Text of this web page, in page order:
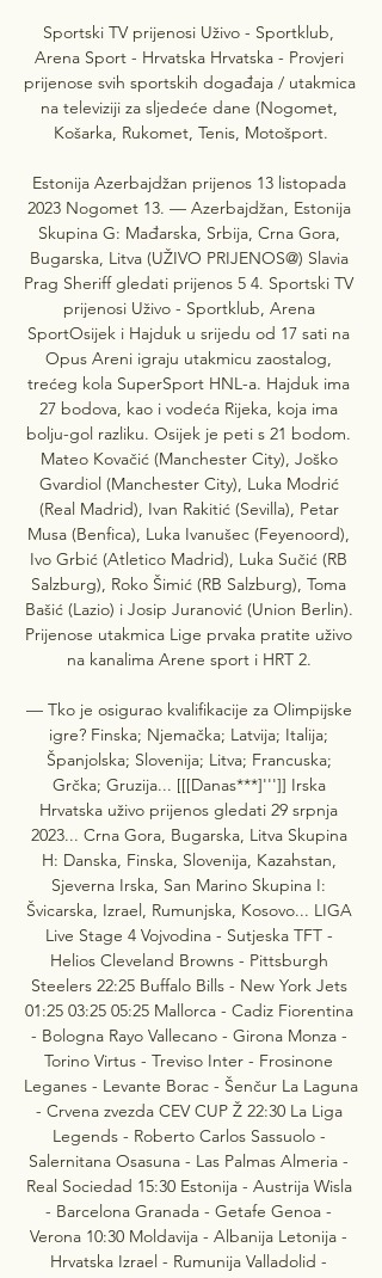
Sportski TV prijenosi Uživo - Sportklub,
Arena Sport - Hrvatska Hrvatska - Provjeri
prijenose svih sportskih događaja / utakmica
na televiziji za sljedeće dane (Nogomet,
Košarka, Rukomet, Tenis, Motošport.
Estonija Azerbajdžan prijenos 13 listopada
2023 Nogomet 13. — Azerbajdžan, Estonija
Skupina G: Mađarska, Srbija, Crna Gora,
Bugarska, Litva (UŽIVO PRIJENOS@) Slavia
Prag Sheriff gledati prijenos 5 4. Sportski TV
prijenosi Uživo - Sportklub, Arena
SportOsijek i Hajduk u srijedu od 17 sati na
Opus Areni igraju utakmicu zaostalog,
trećeg kola SuperSport HNL-a. Hajduk ima
27 bodova, kao i vodeća Rijeka, koja ima
bolju-gol razliku. Osijek je peti s 21 bodom.
Mateo Kovačić (Manchester City), Joško
Gvardiol (Manchester City), Luka Modrić
(Real Madrid), Ivan Rakitić (Sevilla), Petar
Musa (Benfica), Luka Ivanušec (Feyenoord),
Ivo Grbić (Atletico Madrid), Luka Sučić (RB
Salzburg), Roko Šimić (RB Salzburg), Toma
Bašić (Lazio) i Josip Juranović (Union Berlin).
Prijenose utakmica Lige prvaka pratite uživo
na kanalima Arene sport i HRT 2.
— Tko je osigurao kvalifikacije za Olimpijske
igre? Finska; Njemačka; Latvija; Italija;
Španjolska; Slovenija; Litva; Francuska;
Grčka; Gruzija... [[[Danas***]''']] Irska
Hrvatska uživo prijenos gledati 29 srpnja
2023... Crna Gora, Bugarska, Litva Skupina
H: Danska, Finska, Slovenija, Kazahstan,
Sjeverna Irska, San Marino Skupina I:
Švicarska, Izrael, Rumunjska, Kosovo... LIGA
Live Stage 4 Vojvodina - Sutjeska TFT -
Helios Cleveland Browns - Pittsburgh
Steelers 22:25 Buffalo Bills - New York Jets
01:25 03:25 05:25 Mallorca - Cadiz Fiorentina
- Bologna Rayo Vallecano - Girona Monza -
Torino Virtus - Treviso Inter - Frosinone
Leganes - Levante Borac - Šenčur La Laguna
- Crvena zvezda CEV CUP Ž 22:30 La Liga
Legends - Roberto Carlos Sassuolo -
Salernitana Osasuna - Las Palmas Almeria -
Real Sociedad 15:30 Estonija - Austrija Wisla
- Barcelona Granada - Getafe Genoa -
Verona 10:30 Moldavija - Albanija Letonija -
Hrvatska Izrael - Rumunija Valladolid -